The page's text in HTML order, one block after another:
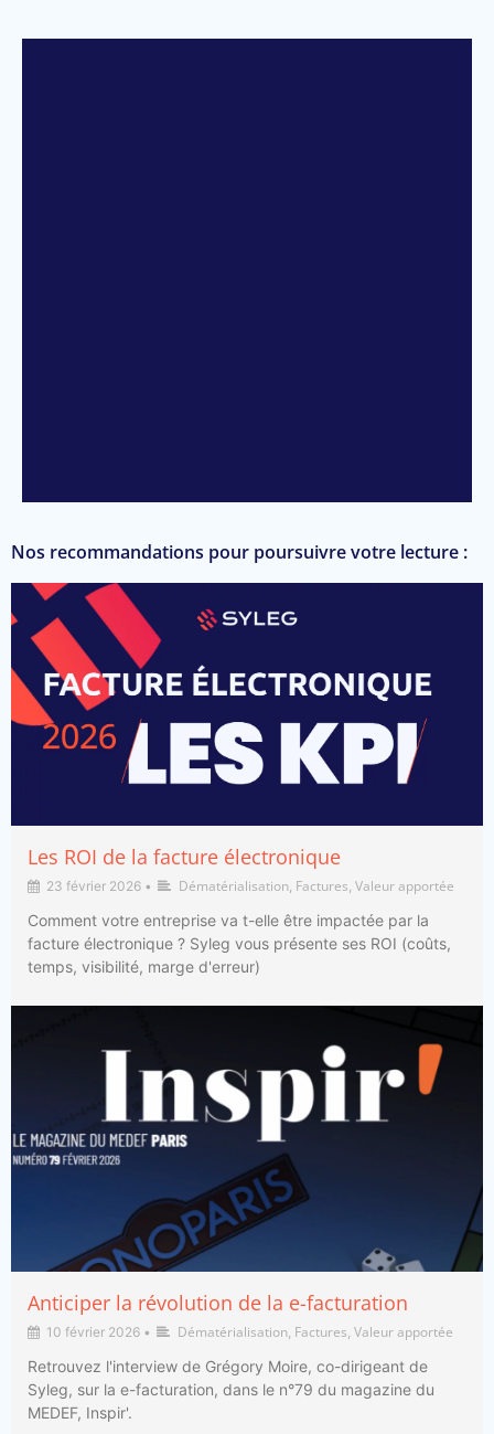
Nos recommandations pour poursuivre votre lecture :
Les ROI de la facture électronique
23 février 2026 • Dématérialisation, Factures,Valeur apportée
Comment votre entreprise va t-elle être impactée par la
facture électronique ? Syleg vous présente ses ROI (coûts,
temps, visibilité, marge d'erreur)
Anticiper la révolution de la e-facturation
10 février 2026 • Dématérialisation, Factures,Valeur apportée
Retrouvez l'interview de Grégory Moire, co-dirigeant de
Syleg, sur la e-facturation, dans le n°79 du magazine du
MEDEF, Inspir'.